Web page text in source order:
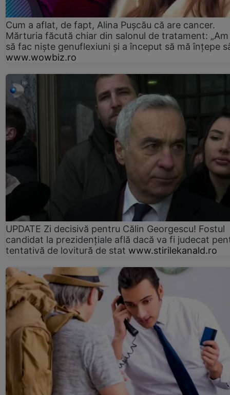
Cum a aflat, de fapt, Alina Pușcău că are cancer.
Mărturia făcută chiar din salonul de tratament:
să fac niște genuflexiuni și a început să mă înțepe
www.wowbiz.ro
UPDATE Zi decisivă pentru Călin Georgescu! Fostul
candidat la prezidențiale află dacă va fi judecat
tentativă de lovitură de stat www.stirilekanald.ro